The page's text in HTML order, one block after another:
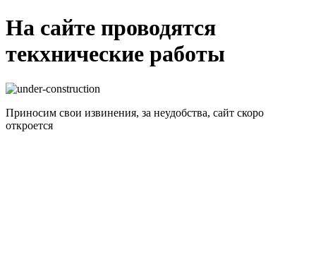
На сайте проводятся
текхнические работы
Приносим свои извинения, за неудобства, сайт скоро
откроется